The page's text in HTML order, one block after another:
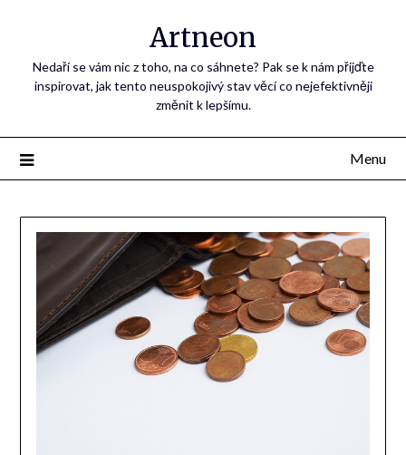
Artneon
Nedaří se vám nic z toho, na co sáhnete? Pak se k nám přijďte
inspirovat, jak tento neuspokojivý stav věcí co nejefektivněji
změnit k lepšímu.
Menu